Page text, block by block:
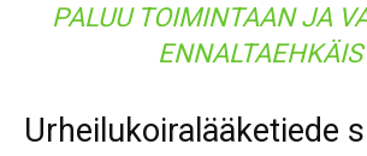
PALUU TOIMINTAAN JA
Urheilukoiralääketiede